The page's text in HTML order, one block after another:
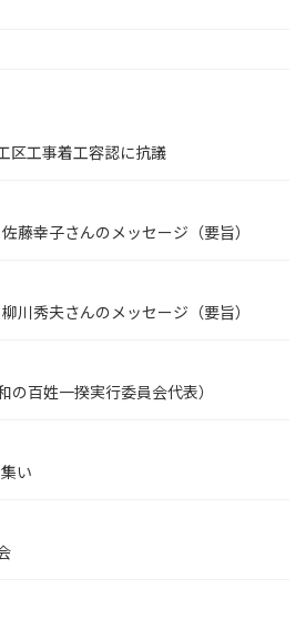
区工事着工容認に抗議
幸子さんのメッセージ（要旨）
秀夫さんのメッセージ（要旨）
百姓一揆実行委員会代表）
い